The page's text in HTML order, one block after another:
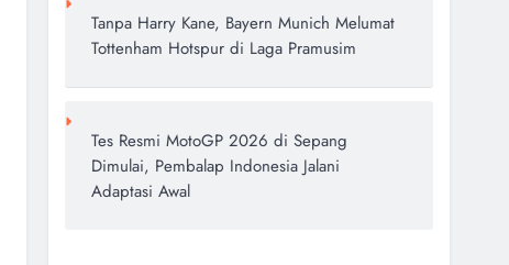
Tanpa Harry Kane, Bayern Munich Melumat
Tottenham Hotspur di Laga Pramusim
Tes Resmi MotoGP 2026 di Sepang
Dimulai, Pembalap Indonesia Jalani
Adaptasi Awal